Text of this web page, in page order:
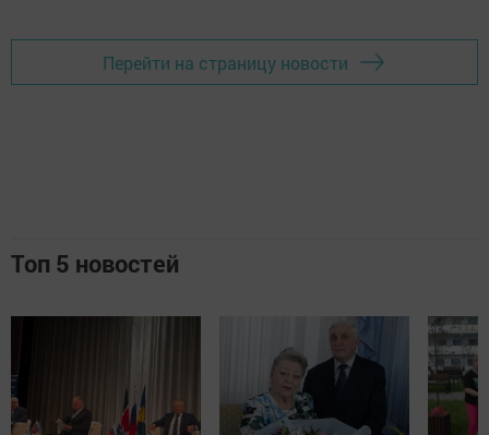
Перейти на страницу новости
Топ 5 новостей